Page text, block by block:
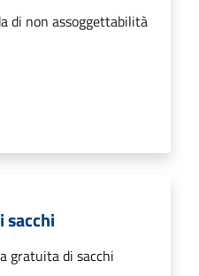
di non assoggettabilità
gratuita di sacchi